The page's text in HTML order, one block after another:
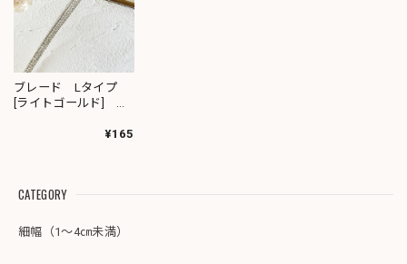
ブレード Lタイプ
[ライトゴールド]
¥165
CATEGORY
細幅（1～4㎝未満）